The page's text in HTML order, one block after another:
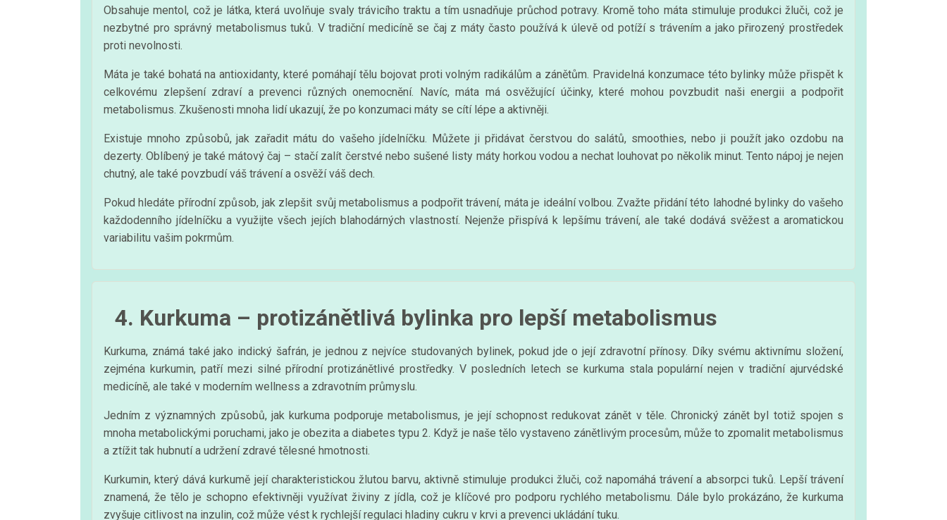
Obsahuje mentol, což je látka, která uvolňuje svaly trávicího traktu a tím usnadňuje průchod potravy. Kromě toho máta stimuluje produkci žluči, což je
nezbytné pro správný metabolismus tuků. V tradiční medicíně se čaj z máty často používá k úlevě od potíží s trávením a jako přirozený prostředek
proti nevolnosti.
Máta je také bohatá na antioxidanty, které pomáhají tělu bojovat proti volným radikálům a zánětům. Pravidelná konzumace této bylinky může přispět k
celkovému zlepšení zdraví a prevenci různých onemocnění. Navíc, máta má osvěžující účinky, které mohou povzbudit naši energii a podpořit
metabolismus. Zkušenosti mnoha lidí ukazují, že po konzumaci máty se cítí lépe a aktivněji.
Existuje mnoho způsobů, jak zařadit mátu do vašeho jídelníčku. Můžete ji přidávat čerstvou do salátů, smoothies, nebo ji použít jako ozdobu na
dezerty. Oblíbený je také mátový čaj – stačí zalít čerstvé nebo sušené listy máty horkou vodou a nechat louhovat po několik minut. Tento nápoj je nejen
chutný, ale také povzbudí váš trávení a osvěží váš dech.
Pokud hledáte přírodní způsob, jak zlepšit svůj metabolismus a podpořit trávení, máta je ideální volbou. Zvažte přidání této lahodné bylinky do vašeho
každodenního jídelníčku a využijte všech jejích blahodárných vlastností. Nejenže přispívá k lepšímu trávení, ale také dodává svěžest a aromatickou
variabilitu vašim pokrmům.
4. Kurkuma – protizánětlivá bylinka pro lepší metabolismus
Kurkuma, známá také jako indický šafrán, je jednou z nejvíce studovaných bylinek, pokud jde o její zdravotní přínosy. Díky svému aktivnímu složení,
zejména kurkumin, patří mezi silné přírodní protizánětlivé prostředky. V posledních letech se kurkuma stala populární nejen v tradiční ajurvédské
medicíně, ale také v moderním wellness a zdravotním průmyslu.
Jedním z významných způsobů, jak kurkuma podporuje metabolismus, je její schopnost redukovat zánět v těle. Chronický zánět byl totiž spojen s
mnoha metabolickými poruchami, jako je obezita a diabetes typu 2. Když je naše tělo vystaveno zánětlivým procesům, může to zpomalit metabolismus
a ztížit tak hubnutí a udržení zdravé tělesné hmotnosti.
Kurkumin, který dává kurkumě její charakteristickou žlutou barvu, aktivně stimuluje produkci žluči, což napomáhá trávení a absorpci tuků. Lepší trávení
znamená, že tělo je schopno efektivněji využívat živiny z jídla, což je klíčové pro podporu rychlého metabolismu. Dále bylo prokázáno, že kurkuma
zvyšuje citlivost na inzulin, což může vést k rychlejší regulaci hladiny cukru v krvi a prevenci ukládání tuku.